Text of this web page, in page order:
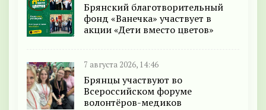
Брянский благотворительный
фонд «Ванечка» участвует в
акции «Дети вместо цветов»
7 августа 2026, 14:46
Брянцы участвуют во
Всероссийском форуме
волонтёров-медиков